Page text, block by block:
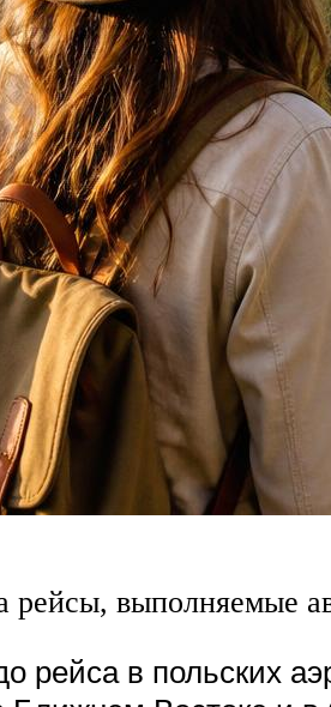
рейсы, выполняемые
рейса в польских